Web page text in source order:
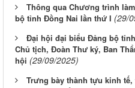
Thông qua Chương trình
bộ tỉnh Đồng Nai lần thứ I (29/
Đại hội đại biểu Đảng bộ
Chủ tịch, Đoàn Thư ký, Ban
hội (29/09/2025)
Trưng bày thành tựu kinh